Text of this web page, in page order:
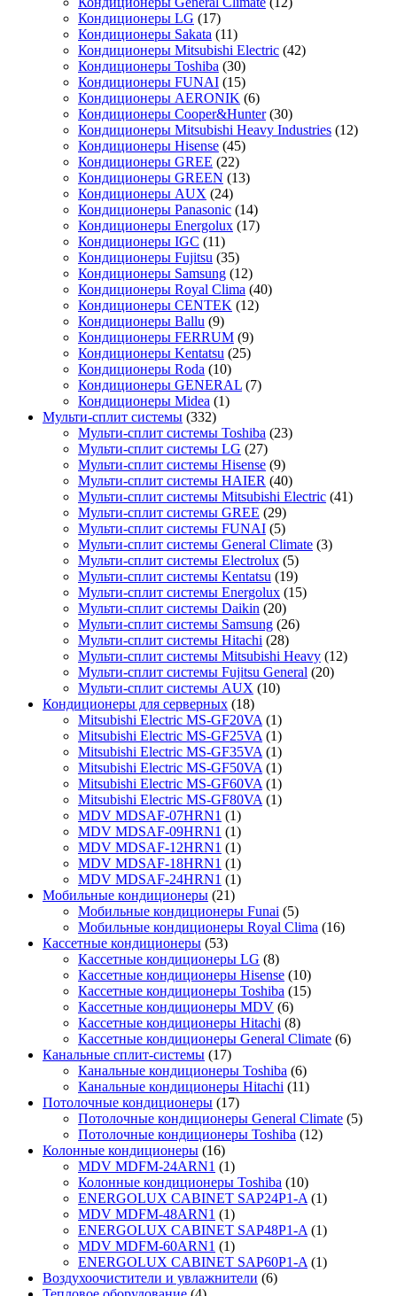
Кондиционеры LG (17)
Кондиционеры Sakata (11)
Кондиционеры Mitsubishi Electric (42)
Кондиционеры Toshiba (30)
Кондиционеры FUNAI (15)
Кондиционеры AERONIK (6)
Кондиционеры Cooper&Hunter (30)
Кондиционеры Mitsubishi Heavy Industries (12)
Кондиционеры Hisense (45)
Кондиционеры GREE (22)
Кондиционеры GREEN (13)
Кондиционеры AUX (24)
Кондиционеры Panasonic (14)
Кондиционеры Energolux (17)
Кондиционеры IGC (11)
Кондиционеры Fujitsu (35)
Кондиционеры Samsung (12)
Кондиционеры Royal Clima (40)
Кондиционеры CENTEK (12)
Кондиционеры Ballu (9)
Кондиционеры FERRUM (9)
Кондиционеры Kentatsu (25)
Кондиционеры Roda (10)
Кондиционеры GENERAL (7)
Кондиционеры Midea (1)
Мульти-сплит системы (332)
Мульти-сплит системы Toshiba (23)
Мульти-сплит системы LG (27)
Мульти-сплит системы Hisense (9)
Мульти-сплит системы HAIER (40)
Мульти-сплит системы Mitsubishi Electric (41)
Мульти-сплит системы GREE (29)
Мульти-сплит системы FUNAI (5)
Мульти-сплит системы General Climate (3)
Мульти-сплит системы Electrolux (5)
Мульти-сплит системы Kentatsu (19)
Мульти-сплит системы Energolux (15)
Мульти-сплит системы Daikin (20)
Мульти-сплит системы Samsung (26)
Мульти-сплит системы Hitachi (28)
Мульти-сплит системы Mitsubishi Heavy (12)
Мульти-сплит системы Fujitsu General (20)
Мульти-сплит системы AUX (10)
Кондиционеры для серверных (18)
Mitsubishi Electric MS-GF20VA (1)
Mitsubishi Electric MS-GF25VA (1)
Mitsubishi Electric MS-GF35VA (1)
Mitsubishi Electric MS-GF50VA (1)
Mitsubishi Electric MS-GF60VA (1)
Mitsubishi Electric MS-GF80VA (1)
MDV MDSAF-07HRN1 (1)
MDV MDSAF-09HRN1 (1)
MDV MDSAF-12HRN1 (1)
MDV MDSAF-18HRN1 (1)
MDV MDSAF-24HRN1 (1)
Мобильные кондиционеры (21)
Мобильные кондиционеры Funai (5)
Мобильные кондиционеры Royal Clima (16)
Кассетные кондиционеры (53)
Кассетные кондиционеры LG (8)
Кассетные кондиционеры Hisense (10)
Кассетные кондиционеры Toshiba (15)
Кассетные кондиционеры MDV (6)
Кассетные кондиционеры Hitachi (8)
Кассетные кондиционеры General Climate (6)
Канальные сплит-системы (17)
Канальные кондиционеры Toshiba (6)
Канальные кондиционеры Hitachi (11)
Потолочные кондиционеры (17)
Потолочные кондиционеры General Climate (5)
Потолочные кондиционеры Toshiba (12)
Колонные кондиционеры (16)
MDV MDFM-24ARN1 (1)
Колонные кондиционеры Toshiba (10)
ENERGOLUX CABINET SAP24P1-A (1)
MDV MDFM-48ARN1 (1)
ENERGOLUX CABINET SAP48P1-A (1)
MDV MDFM-60ARN1 (1)
ENERGOLUX CABINET SAP60P1-A (1)
Воздухоочистители и увлажнители (6)